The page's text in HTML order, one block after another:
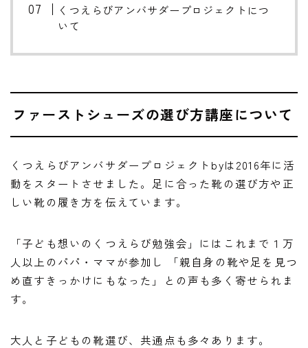
くつえらびアンバサダープロジェクトにつ
いて
ファーストシューズの選び方講座について
くつえらびアンバサダープロジェクトbyは2016年に活
動をスタートさせました。足に合った靴の選び方や正
しい靴の履き方を伝えています。
「子ども想いのくつえらび勉強会」にはこれまで１万
人以上のパパ・ママが参加し 「親自身の靴や足を見つ
め直すきっかけにもなった」との声も多く寄せられま
す。
大人と子どもの靴選び、共通点も多々あります。